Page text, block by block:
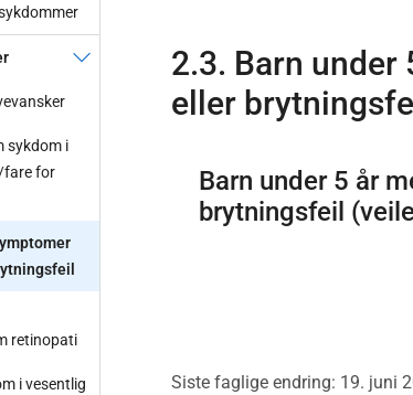
sykdom i
fare for
retinopati
i vesentlig
2.3. Barn under
eller
Barn under 5 år
brytningsfeil
Siste faglige endring: 19. juni